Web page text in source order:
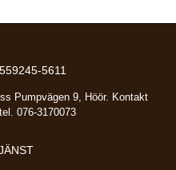
5611
Pumpvägen 9, Höör. Kontakt
076-3170073